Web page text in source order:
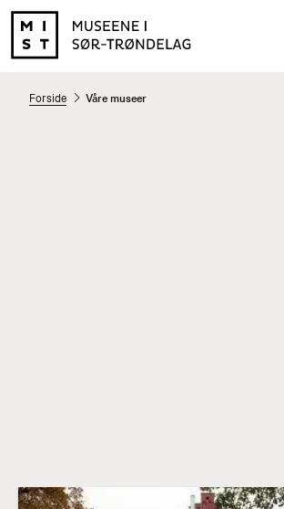
Forside Våre museer